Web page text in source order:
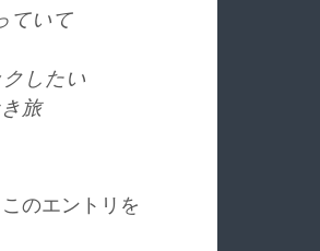
ていて
したい
旅
のエントリを